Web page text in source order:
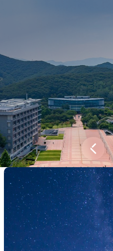
새내기학부에서
전공탐색 프로그램
적의 전공을 찾아보세
전공탐색 가이드 바로가기